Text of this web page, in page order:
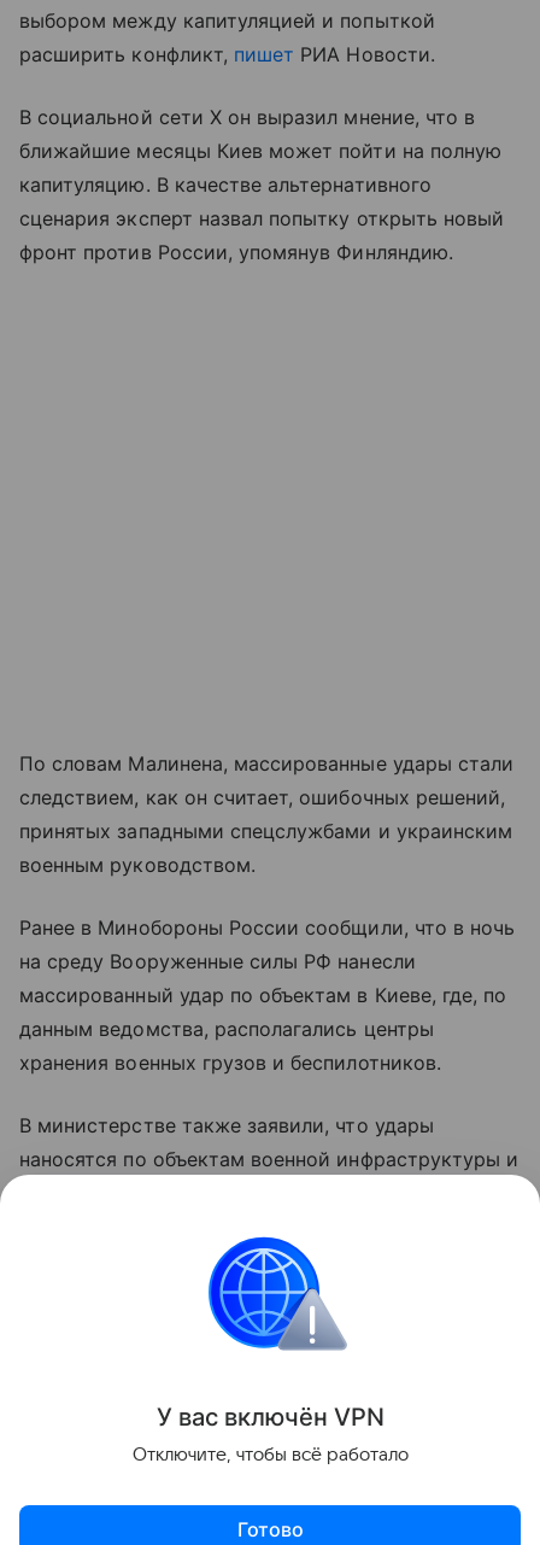
выбором между капитуляцией и попыткой
расширить конфликт, пишет РИА Новости.
В социальной сети X он выразил мнение, что в
ближайшие месяцы Киев может пойти на полную
капитуляцию. В качестве альтернативного
сценария эксперт назвал попытку открыть новый
фронт против России, упомянув Финляндию.
По словам Малинена, массированные удары стали
следствием, как он считает, ошибочных решений,
принятых западными спецслужбами и украинским
военным руководством.
Ранее в Минобороны России сообщили, что в ночь
на среду Вооруженные силы РФ нанесли
массированный удар по объектам в Киеве, где, по
данным ведомства, располагались центры
хранения военных грузов и беспилотников.
В министерстве также заявили, что удары
наносятся по объектам военной инфраструктуры и
оружия и беспилотных летательных аппаратов.
Финляндия Россия
Поделиться
У вас включён VPN
Отключите, чтобы всё работало
Готово